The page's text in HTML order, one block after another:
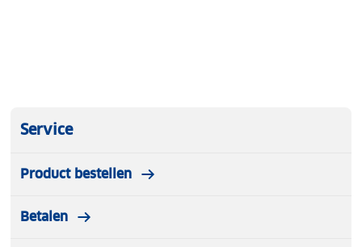
Service
Product bestellen
Betalen